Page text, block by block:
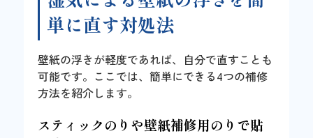
単に直す対処法
壁紙の浮きが軽度であれば、自分で直すことも
可能です。ここでは、簡単にできる4つの補修
方法を紹介します。
スティックのりや壁紙補修用のりで貼